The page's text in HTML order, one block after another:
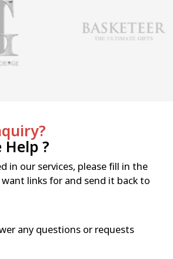
Help ?
in our services, please fill in the
links for and send it back to
any questions or requests